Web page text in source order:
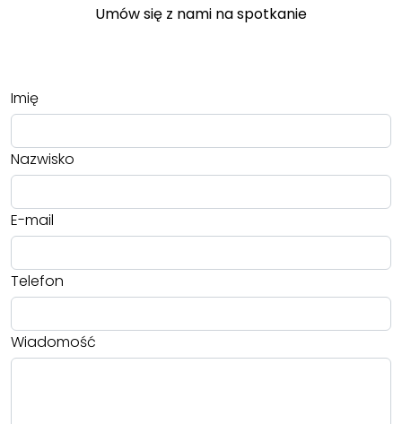
Umów się z nami na spotkanie
Imię
Nazwisko
E-mail
Telefon
Wiadomość